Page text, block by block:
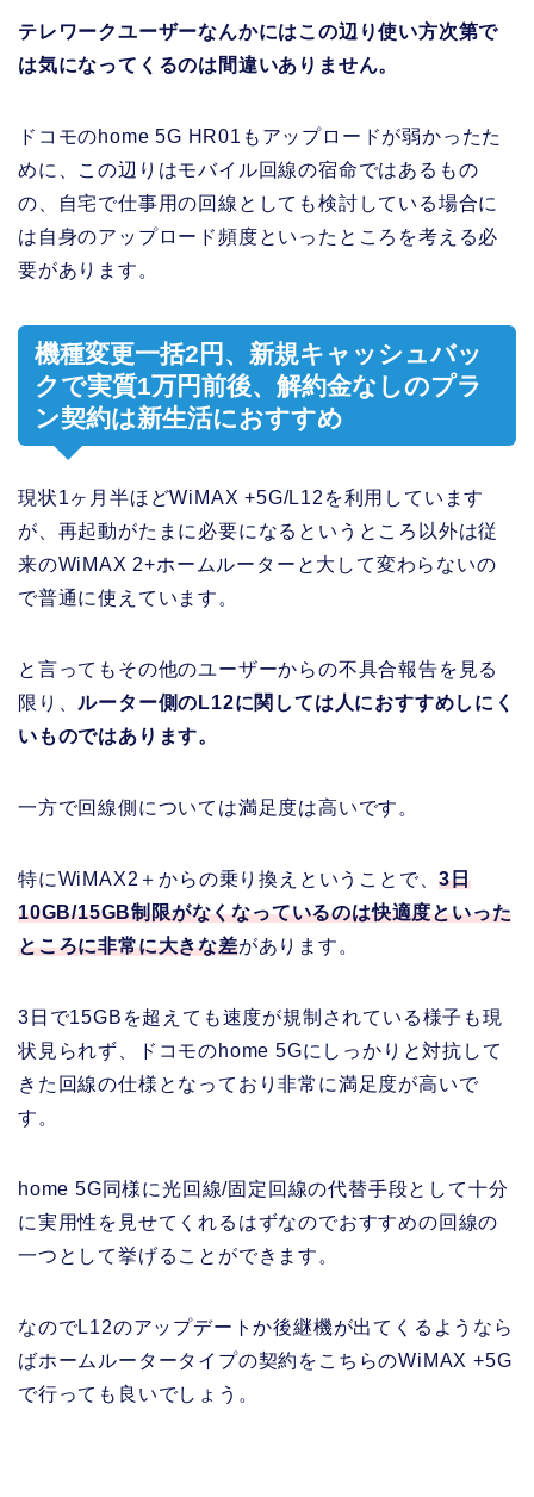
テレワークユーザーなんかにはこの辺り使い方次第で
は気になってくるのは間違いありません。
ドコモのhome 5G HR01もアップロードが弱かったた
めに、この辺りはモバイル回線の宿命ではあるもの
の、自宅で仕事用の回線としても検討している場合に
は自身のアップロード頻度といったところを考える必
要があります。
機種変更一括2円、新規キャッシュバッ
クで実質1万円前後、解約金なしのプラ
ン契約は新生活におすすめ
現状1ヶ月半ほどWiMAX +5G/L12を利用しています
が、再起動がたまに必要になるというところ以外は従
来のWiMAX 2+ホームルーターと大して変わらないの
で普通に使えています。
と言ってもその他のユーザーからの不具合報告を見る
限り、ルーター側のL12に関しては人におすすめしにく
いものではあります。
一方で回線側については満足度は高いです。
特にWiMAX2＋からの乗り換えということで、3日
10GB/15GB制限がなくなっているのは快適度といった
ところに非常に大きな差があります。
3日で15GBを超えても速度が規制されている様子も現
状見られず、ドコモのhome 5Gにしっかりと対抗して
きた回線の仕様となっており非常に満足度が高いで
す。
home 5G同様に光回線/固定回線の代替手段として十分
に実用性を見せてくれるはずなのでおすすめの回線の
一つとして挙げることができます。
なのでL12のアップデートか後継機が出てくるようなら
ばホームルータータイプの契約をこちらのWiMAX +5G
で行っても良いでしょう。